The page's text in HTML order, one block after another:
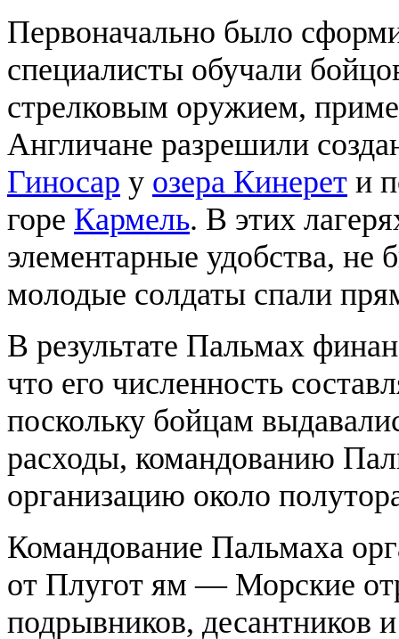
Первоначально было
специалисты обучали
стрелковым оружием,
Англичане разрешили
Гиносар у озера Кинерет и
горе Кармель. В этих
элементарные удобства, не
молодые солдаты спали
В результате Пальмах
что его численность
поскольку бойцам
расходы, командованию
организацию около
Командование Пальмаха
от Плугот ям — Морские
подрывников, десантников